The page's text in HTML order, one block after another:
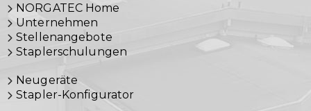
NORGATEC Home
Unternehmen
Stellenangebote
Staplerschulungen
Neugeräte
Stapler-Konfigurator